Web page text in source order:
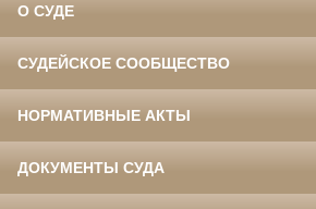
О СУДЕ
СУДЕЙСКОЕ СООБЩЕСТВО
НОРМАТИВНЫЕ АКТЫ
ДОКУМЕНТЫ СУДА